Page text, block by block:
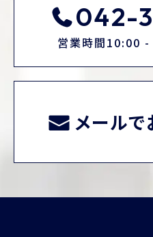
042-
営業時間10:00
メール